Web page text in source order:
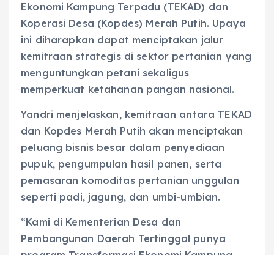
Ekonomi Kampung Terpadu (TEKAD) dan
Koperasi Desa (Kopdes) Merah Putih. Upaya
ini diharapkan dapat menciptakan jalur
kemitraan strategis di sektor pertanian yang
menguntungkan petani sekaligus
memperkuat ketahanan pangan nasional.
Yandri menjelaskan, kemitraan antara TEKAD
dan Kopdes Merah Putih akan menciptakan
peluang bisnis besar dalam penyediaan
pupuk, pengumpulan hasil panen, serta
pemasaran komoditas pertanian unggulan
seperti padi, jagung, dan umbi-umbian.
“Kami di Kementerian Desa dan
Pembangunan Daerah Tertinggal punya